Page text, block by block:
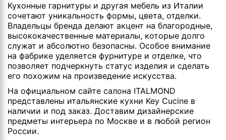
Кухонные гарнитуры и другая мебель из Италии
сочетают уникальность формы, цвета, отделки.
Владельцы бренда делают акцент на благородные,
высококачественные материалы, которые долго
служат и абсолютно безопасны. Особое внимание
на фабрике уделяется фурнитуре и отделке, что
позволяет подчеркнуть статус изделия и сделать
его похожим на произведение искусства.
На официальном сайте салона ITALMOND
представлены итальянские кухни Key Cucine в
наличии и под заказ. Доставим дизайнерские
предметы интерьера по Москве и в любой регион
России.